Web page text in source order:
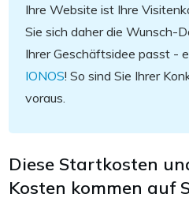
Ihre Website ist Ihre
Sie sich daher die Wunsch-
Ihrer Geschäftsidee passt -
IONOS! So sind Sie Ihrer
voraus.
Diese Startkosten
Kosten kommen auf